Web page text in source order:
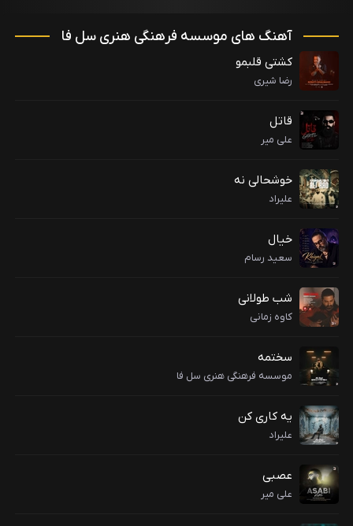
آهنگ های موسسه فرهنگی هنری سل فا
کشتی قلبمو
رضا شیری
قاتل
علی میر
خوشحالی نه
علیراد
خیال
سعید رسام
شب طولانی
کاوه زمانی
سختمه
موسسه فرهنگی هنری سل فا
یه کاری کن
علیراد
عصبی
علی میر